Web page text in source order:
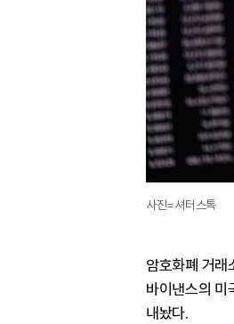
사진=셔터스톡
암호화폐 거
바이낸스의 미
내놨다.